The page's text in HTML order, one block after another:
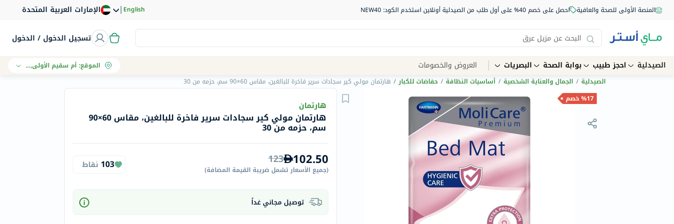
المنصة الأولى للصحة والعافية احصل على خصم 40% على أول طلب من الصيدلية أونلاين استخدم الكود: NEW40 الإمارات العربية المتحدة |English
تسجيل الدخول / الدخول
Navigation
الصيدلية
الماركات
Humantara
carroten
Roche
الصيدلية احجز طبيب بوابة الصحة البصريات العروض والخصومات الموقع:أم سقيم الأولى, دبي
الصيدلية / الجمال والعناية الشخصية / أساسيات النظافة / حفاضات للكبار / هارتمان مولي كير سجادات سرير فاخرة للبالغين، مقاس 60×90 سم، حزمه من 30
%17 خصم
هارتمان
هارتمان مولي كير سجادات سرير فاخرة للبالغين، مقاس 60×90
سم، حزمه من 30
102.50
123
(جميع الأسعار تشمل ضريبة القيمة المضافة)
103 نقاط
توصيل مجاني غداً